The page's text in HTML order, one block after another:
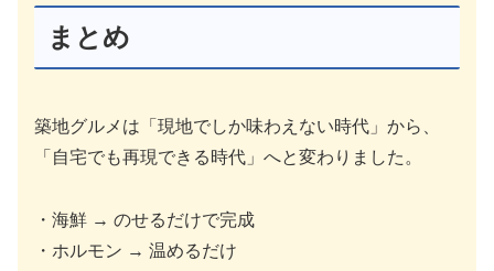
まとめ
築地グルメは「現地でしか味わえない時代」から、
「自宅でも再現できる時代」へと変わりました。
・海鮮 → のせるだけで完成
・ホルモン → 温めるだけ